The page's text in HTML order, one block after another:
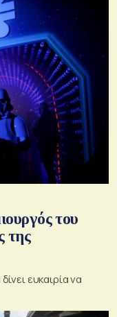
του
της
ευκαιρία να